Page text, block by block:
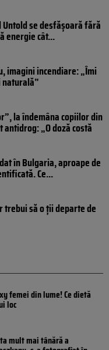
se desfășoară fără
energie cât...
imagini incendiare: „Îmi
naturală”
la îndemâna copiilor din
antidrog: „O doză costă
în Bulgaria, aproape de
Ce...
trebui să o ții departe de
femei din lume! Ce dietă
loc
mult mai tânără a